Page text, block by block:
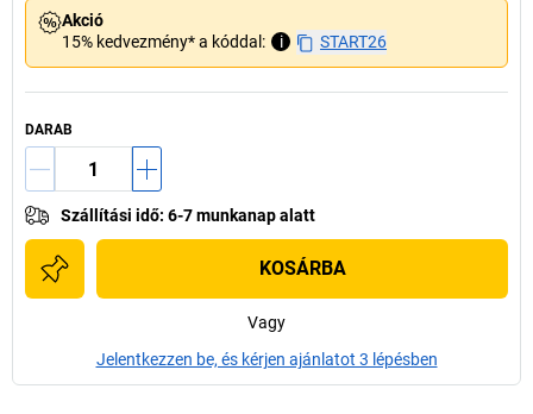
Akció
15% kedvezmény* a kóddal:
i START26
DARAB
Szállítási idő: 6-7 munkanap alatt
KOSÁRBA
Vagy
Jelentkezzen be, és kérjen ajánlatot 3 lépésben